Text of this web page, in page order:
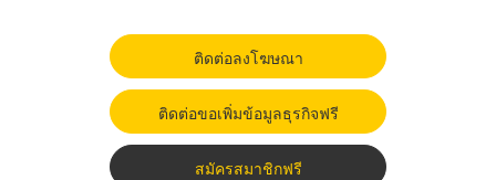
ติดต่อลงโฆษณา
ติดต่อขอเพิ่มข้อมูลธุรกิจฟรี
สมัครสมาชิกฟรี